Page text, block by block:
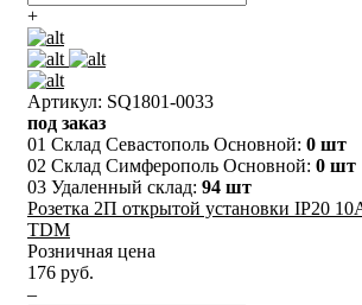
+
Артикул: SQ1801-0033
под заказ
01 Склад Севастополь Основной: 0 шт
02 Склад Симферополь Основной: 0 шт
03 Удаленный склад: 94 шт
Розетка 2П открытой установки IP20
TDM
Розничная цена
176 руб.
–